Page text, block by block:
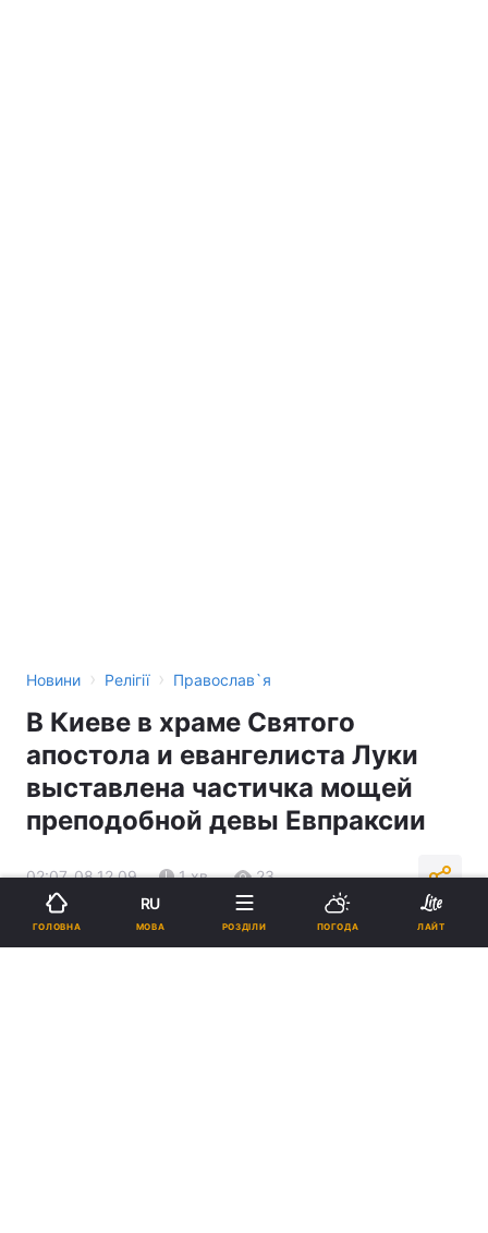
Новини › Релігії › Православ`я
В Киеве в храме Святого
апостола и евангелиста Луки
выставлена частичка мощей
преподобной девы Евпраксии
02:07, 08.12.09 1 хв. 23
Підпишіться на нас в Google
ГОЛОВНА
RU
МОВА РОЗДІЛИ ПОГОДА ЛАЙТ